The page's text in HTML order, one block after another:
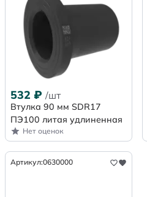
532 ₽ /шт
Втулка 90 мм SDR17
ПЭ100 литая удлиненная
Нет оценок
Артикул:0630000